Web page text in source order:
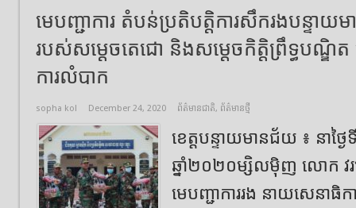
មេបញ្ជាការ តំបន់ប្រតិបត្តិការសឹករងបន្
របស់សម្តេចតេជោ និងសម្តេចកិត្តិព្រឹទ្ធប
ការលំបាក
sopha kol December 24, 2020 ព័ត៌មានជាតិ, ព័ត៌មានថ្មី
ខេត្តបន្ទាយមានជ័យ ៖ នាថ្ង
ឆ្នាំ២០២០ម្សិលមុិញ លោក
មេបញ្ជាការរង នាយសេនាធិក